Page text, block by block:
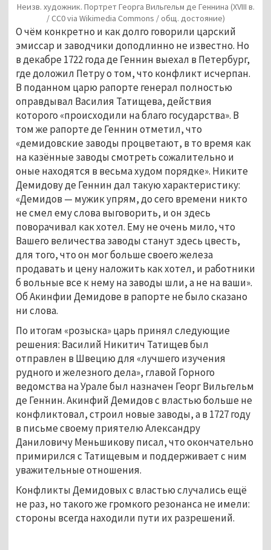
Неизв. художник. Портрет Георга Вильгельм де Геннина (XVIII в.
/ СС0 via Wikimedia Commons / общ. достояние)
О чём конкретно и как долго говорили царский
эмиссар и заводчики доподлинно не известно. Но
в декабре 1722 года де Геннин выехал в Петербург,
где доложил Петру о том, что конфликт исчерпан.
В поданном царю рапорте генерал полностью
оправдывал Василия Татищева, действия
которого «происходили на благо государства». В
том же рапорте де Геннин отметил, что
«демидовские заводы процветают, в то время как
на казённые заводы смотреть сожалительно и
оные находятся в весьма худом порядке». Никите
Демидову де Геннин дал такую характеристику:
«Демидов — мужик упрям, до сего времени никто
не смел ему слова выговорить, и он здесь
поворачивал как хотел. Ему не очень мило, что
Вашего величества заводы станут здесь цвесть,
для того, что он мог больше своего железа
продавать и цену наложить как хотел, и работники
б вольные все к нему на заводы шли, а не на ваши».
Об Акинфии Демидове в рапорте не было сказано
ни слова.
По итогам «розыска» царь принял следующие
решения: Василий Никитич Татищев был
отправлен в Швецию для «лучшего изучения
рудного и железного дела», главой Горного
ведомства на Урале был назначен Георг Вильгельм
де Геннин. Акинфий Демидов с властью больше не
конфликтовал, строил новые заводы, а в 1727 году
в письме своему приятелю Александру
Даниловичу Меньшикову писал, что окончательно
примирился с Татищевым и поддерживает с ним
уважительные отношения.
Конфликты Демидовых с властью случались ещё
не раз, но такого же громкого резонанса не имели:
стороны всегда находили пути их разрешений.